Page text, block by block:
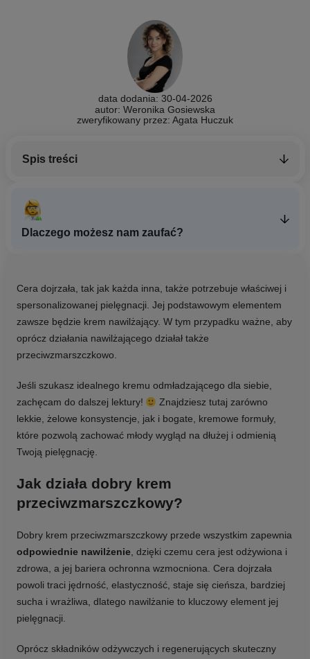
data dodania: 30-04-2026
autor: Weronika Gosiewska
zweryfikowany przez: Agata Huczuk
Spis treści
Cera dojrzała, tak jak każda inna, także potrzebuje właściwej i
spersonalizowanej pielęgnacji. Jej podstawowym elementem
zawsze będzie krem nawilżający. W tym przypadku ważne, aby
oprócz działania nawilżającego działał także
przeciwzmarszczkowo.
Jeśli szukasz idealnego kremu odmładzającego dla siebie,
zachęcam do dalszej lektury!
Znajdziesz tutaj zarówno
lekkie, żelowe konsystencje, jak i bogate, kremowe formuły,
które pozwolą zachować młody wygląd na dłużej i odmienią
Twoją pielęgnację.
Jak działa dobry krem
przeciwzmarszczkowy?
Dobry krem przeciwzmarszczkowy przede wszystkim zapewnia
odpowiednie nawilżenie, dzięki czemu cera jest odżywiona i
zdrowa, a jej bariera ochronna wzmocniona. Cera dojrzała
powoli traci jędrność, elastyczność, staje się cieńsza, bardziej
sucha i wrażliwa, dlatego nawilżanie to kluczowy element jej
pielęgnacji.
Oprócz składników odżywczych i regenerujących skuteczny
Dlaczego możesz nam zaufać?